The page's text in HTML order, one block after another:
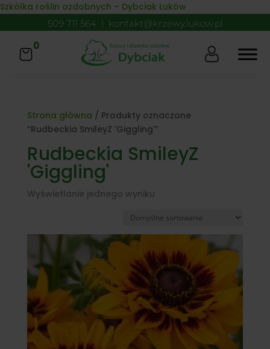
Skip to content
Szkółka roślin ozdobnych – Dybciak Łuków
509 711 564 | kontakt@krzewy.lukow.pl
0
Strona główna / Produkty oznaczone
“Rudbeckia SmileyZ 'Giggling'”
Rudbeckia SmileyZ
'Giggling'
Wyświetlanie jednego wyniku